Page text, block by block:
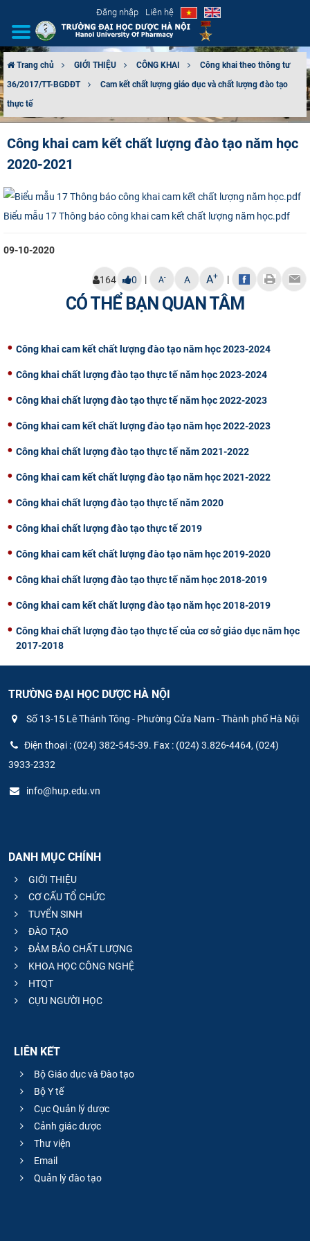
Đăng nhập Liên hệ
GIỚI THIỆU
CƠ CẤU TỔ CHỨC
TUYỂN SINH
ĐÀO TẠO
ĐẢM BẢO CHẤT LƯỢNG
Trang chủ GIỚI THIỆU CÔNG KHAI
Công khai theo thông tư
36/2017/TT-BGDĐT
Cam kết chất lượng giáo dục và chất lượng đào tạo
thực tế
Công khai cam kết chất lượng đào tạo năm học
2020-2021
Biểu mẫu 17 Thông báo công khai cam kết chất lượng năm học.pdf
09-10-2020
164 0 | A- A A+ |
CÓ THỂ BẠN QUAN TÂM
Công khai cam kết chất lượng đào tạo năm học 2023-2024
Công khai chất lượng đào tạo thực tế năm học 2023-2024
Công khai chất lượng đào tạo thực tế năm học 2022-2023
Công khai cam kết chất lượng đào tạo năm học 2022-2023
Công khai chất lượng đào tạo thực tế năm 2021-2022
Công khai cam kết chất lượng đào tạo năm học 2021-2022
Công khai chất lượng đào tạo thực tế năm 2020
Công khai chất lượng đào tạo thực tế 2019
Công khai cam kết chất lượng đào tạo năm học 2019-2020
Công khai chất lượng đào tạo thực tế năm học 2018-2019
Công khai cam kết chất lượng đào tạo năm học 2018-2019
Công khai chất lượng đào tạo thực tế của cơ sở giáo dục năm học
2017-2018
TRƯỜNG ĐẠI HỌC DƯỢC HÀ NỘI
Số 13-15 Lê Thánh Tông - Phường Cửa Nam - Thành phố Hà Nội
Điện thoại : (024) 382-545-39. Fax : (024) 3.826-4464, (024)
3933-2332
info@hup.edu.vn
DANH MỤC CHÍNH
GIỚI THIỆU
CƠ CẤU TỔ CHỨC
TUYỂN SINH
ĐÀO TẠO
ĐẢM BẢO CHẤT LƯỢNG
KHOA HỌC CÔNG NGHỆ
HTQT
CỰU NGƯỜI HỌC
LIÊN KẾT
Bộ Giáo dục và Đào tạo
Bộ Y tế
Cục Quản lý dược
Cảnh giác dược
Thư viện
Email
Quản lý đào tạo